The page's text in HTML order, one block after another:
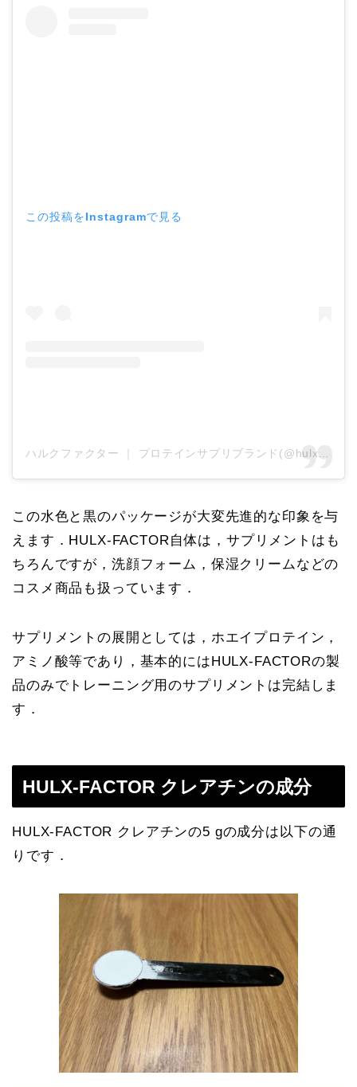
この投稿をInstagramで見る
この水色と黒のパッケージが大変先進的な印象を与
えます．HULX-FACTOR自体は，サプリメントはも
ちろんですが，洗顔フォーム，保湿クリームなどの
コスメ商品も扱っています．
サプリメントの展開としては，ホエイプロテイン，
アミノ酸等であり，基本的にはHULX-FACTORの製
品のみでトレーニング用のサプリメントは完結しま
す．
HULX-FACTOR クレアチンの成分
HULX-FACTOR クレアチンの5 gの成分は以下の通
りです．